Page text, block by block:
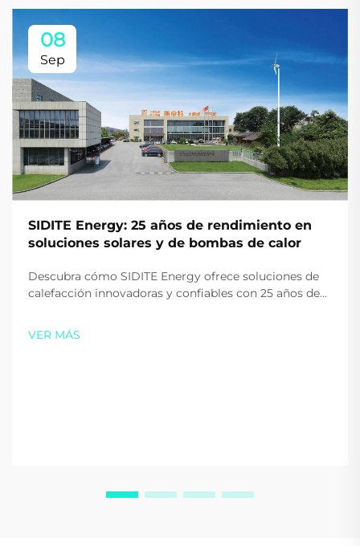
08
Sep
SIDITE Energy: 25 años de rendimiento en
soluciones solares y de bombas de calor
Descubra cómo SIDITE Energy ofrece soluciones de
calefacción innovadoras y confiables con 25 años de
tecnología avanzada y certificaciones. Solicite hoy
mismo un presupuesto personalizado.
VER MÁS